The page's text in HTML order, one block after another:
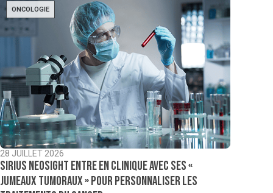
ONCOLOGIE
28 JUILLET 2026
Sirius NeoSight entre en clinique avec ses «
jumeaux tumoraux » pour personnaliser les